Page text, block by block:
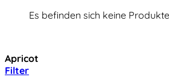
Es befinden sich keine
Apricot
Filter